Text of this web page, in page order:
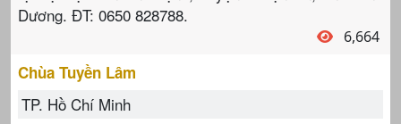
Dương. ĐT: 0650 828788.
6,664
Chùa Tuyền Lâm
TP. Hồ Chí Minh